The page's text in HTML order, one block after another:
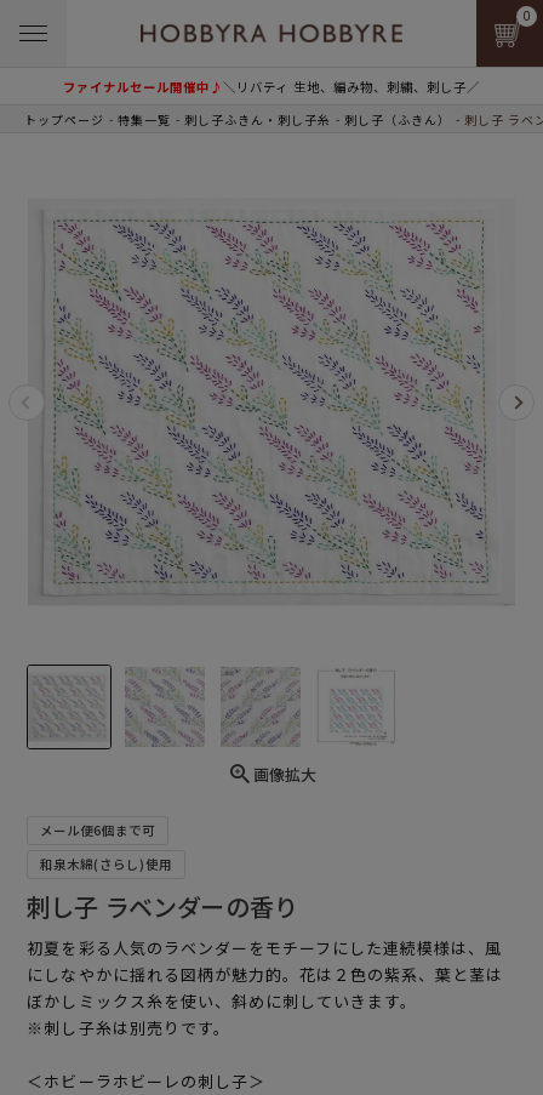
ファイナルセール開催中♪＼リバティ 生地、編み物、刺繍、刺し子／
0
トップページ 特集一覧 刺し子ふきん・刺し子糸 刺し子（ふきん） 刺し子 ラベ
画像拡大
メール便6個まで可
和泉木綿(さらし)使用
刺し子 ラベンダーの香り
初夏を彩る人気のラベンダーをモチーフにした連続模様は、風
にしなやかに揺れる図柄が魅力的。花は２色の紫系、葉と茎は
ぼかしミックス糸を使い、斜めに刺していきます。
※刺し子糸は別売りです。
＜ホビーラホビーレの刺し子＞